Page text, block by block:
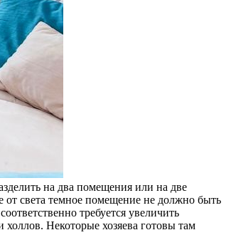
на два помещения или на две
света темное помещение не должно быть
требуется увеличить
Некоторые хозяева готовы там